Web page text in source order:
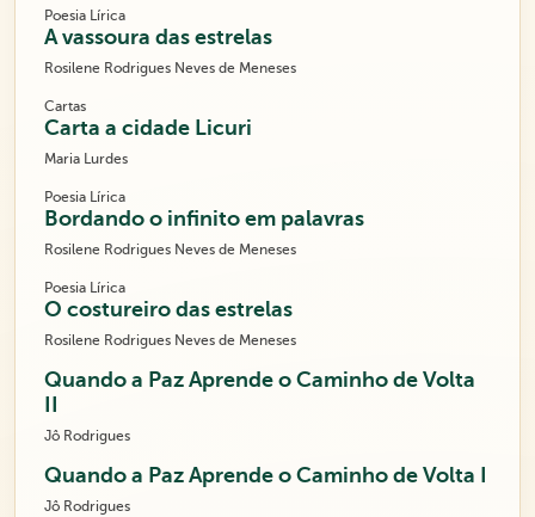
Poesia Lírica
A vassoura das estrelas
Rosilene Rodrigues Neves de Meneses
Cartas
Carta a cidade Licuri
Maria Lurdes
Poesia Lírica
Bordando o infinito em palavras
Rosilene Rodrigues Neves de Meneses
Poesia Lírica
O costureiro das estrelas
Rosilene Rodrigues Neves de Meneses
Quando a Paz Aprende o Caminho de Volta
Jô Rodrigues
Quando a Paz Aprende o Caminho de Volta I
Jô Rodrigues